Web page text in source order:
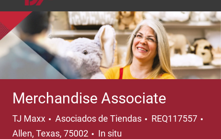
Merchandise Associate
TJ Maxx Categoría
Asociados de Tiendas REQ117557
Allen, Texas, 75002
In situ